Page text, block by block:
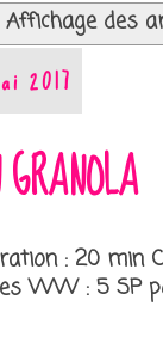
Affichage des
2017
: 20 min
WW : 5 SP